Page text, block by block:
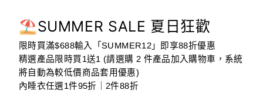
⛱️SUMMER SALE 夏日狂歡
限時買滿$688輸入「SUMMER12」即享88折優惠
精選產品限時買1送1 (請選購 2 件產品加入購物車，系統
將自動為較低價商品套用優惠)
內睡衣任選1件95折｜2件88折